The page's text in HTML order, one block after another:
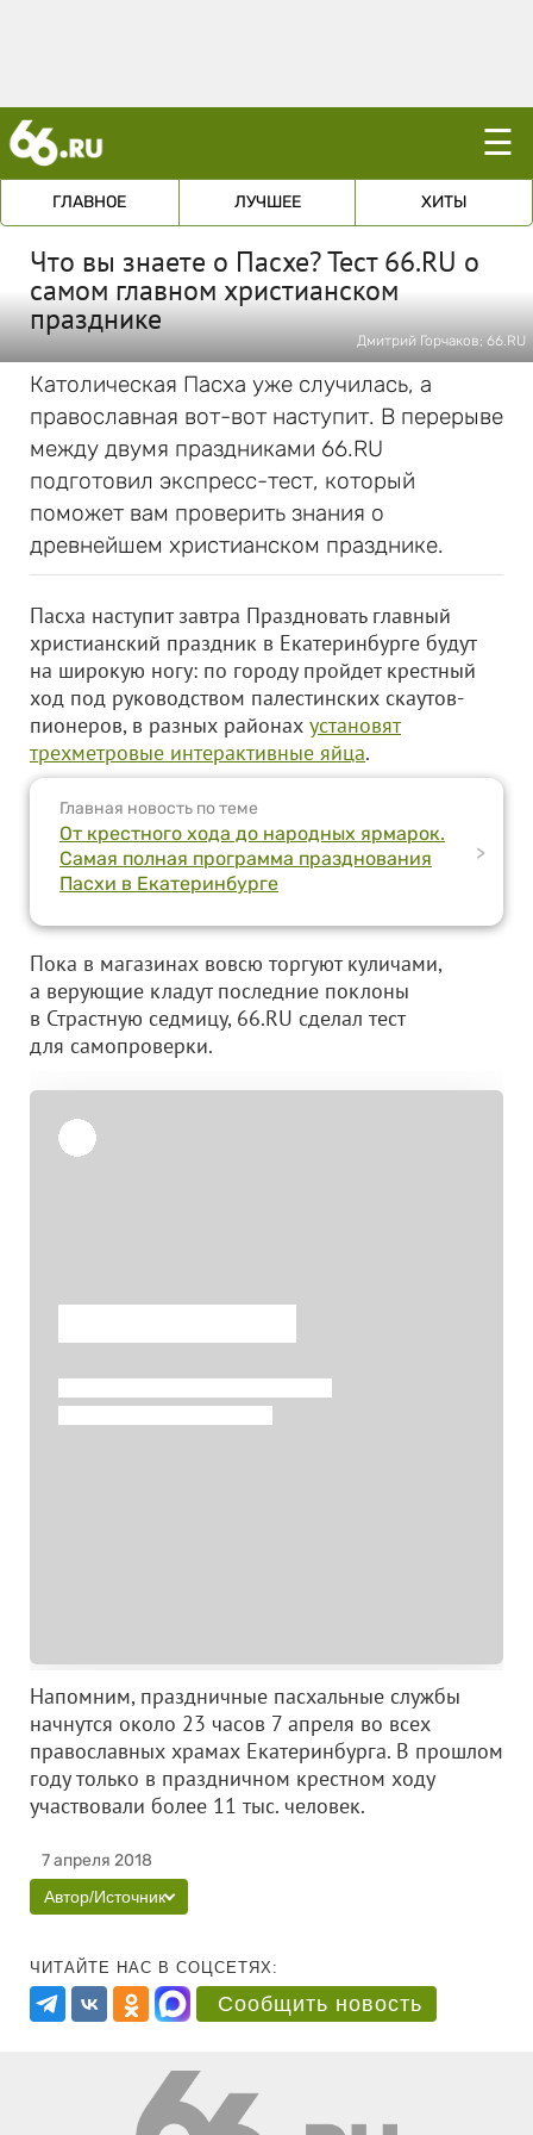
☰
ГЛАВНОЕ ЛУЧШЕЕ ХИТЫ
Что вы знаете о Пасхе? Тест 66.RU о
самом главном христианском
празднике
Дмитрий Горчаков; 66.RU
Католическая Пасха уже случилась, а
православная вот-вот наступит. В перерыве
между двумя праздниками 66.RU
подготовил экспресс-тест, который
поможет вам проверить знания о
древнейшем христианском празднике.
Пасха наступит завтра Праздновать главный
христианский праздник в Екатеринбурге будут
на широкую ногу: по городу пройдет крестный
ход под руководством палестинских скаутов-
пионеров, в разных районах установят
трехметровые интерактивные яйца.
Главная новость по теме
От крестного хода до народных ярмарок.
Самая полная программа празднования
Пасхи в Екатеринбурге
>
Пока в магазинах вовсю торгуют куличами,
а верующие кладут последние поклоны
в Страстную седмицу, 66.RU сделал тест
для самопроверки.
Напомним, праздничные пасхальные службы
начнутся около 23 часов 7 апреля во всех
православных храмах Екатеринбурга. В прошлом
году только в праздничном крестном ходу
участвовали более 11 тыс. человек.
7 апреля 2018
Автор/Источник
ЧИТАЙТЕ НАС В СОЦСЕТЯХ:
Сообщить новость